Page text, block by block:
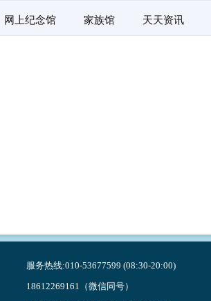
网上纪念馆 家族馆 天天资讯
服务热线:010-53677599 (08:30-20:00)
18612269161（微信同号）